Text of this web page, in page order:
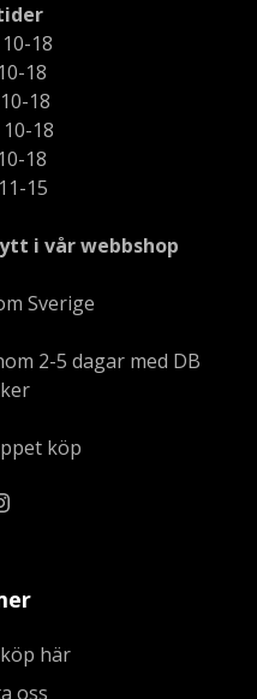
18
18
18
18
18
15
i vår webbshop
Sverige
2-5 dagar med DB
köp
här
oss